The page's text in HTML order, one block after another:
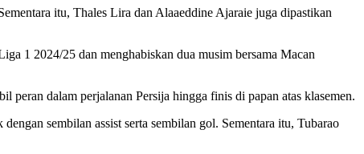
itu, Thales Lira dan Alaaeddine Ajaraie juga dipastikan
1 2024/25 dan menghabiskan dua musim bersama Macan
dalam perjalanan Persija hingga finis di papan atas klasemen.
sembilan assist serta sembilan gol. Sementara itu, Tubarao